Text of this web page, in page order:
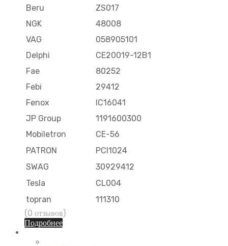
Beru
ZS017
NGK
48008
VAG
058905101
Delphi
CE20019-12B1
Fae
80252
Febi
29412
Fenox
IC16041
JP Group
1191600300
Mobiletron
CE-56
PATRON
PCI1024
SWAG
30929412
Tesla
CL004
topran
111310
(0 отзывов)
Подробнее